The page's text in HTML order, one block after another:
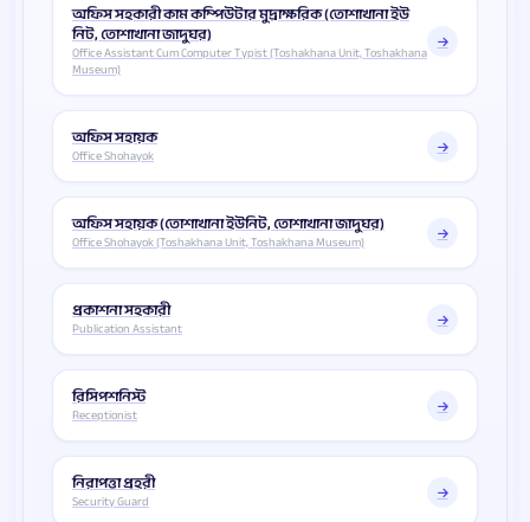
অফিস সহকারী কাম কম্পিউটার মুদ্রাক্ষরিক (তোশাখানা ইউ
নিট, তোশাখানা জাদুঘর)
Office Assistant Cum Computer Typist (Toshakhana Unit, Toshakhana
Museum)
অফিস সহায়ক
Office Shohayok
অফিস সহায়ক (তোশাখানা ইউনিট, তোশাখানা জাদুঘর)
Office Shohayok (Toshakhana Unit, Toshakhana Museum)
প্রকাশনা সহকারী
Publication Assistant
রিসিপশনিস্ট
Receptionist
নিরাপত্তা প্রহরী
Security Guard